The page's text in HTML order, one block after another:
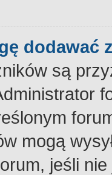
dodawać
są
mogą
jeśli